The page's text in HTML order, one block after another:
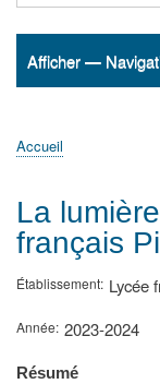
Navigation
Afficher —
Accueil
ActualitésRégions et
Créer, gérer
Sujets/
Congrès
d'Ariane
Accueil
La
français
Établissement Lycée
Année 2023-2024
Résumé